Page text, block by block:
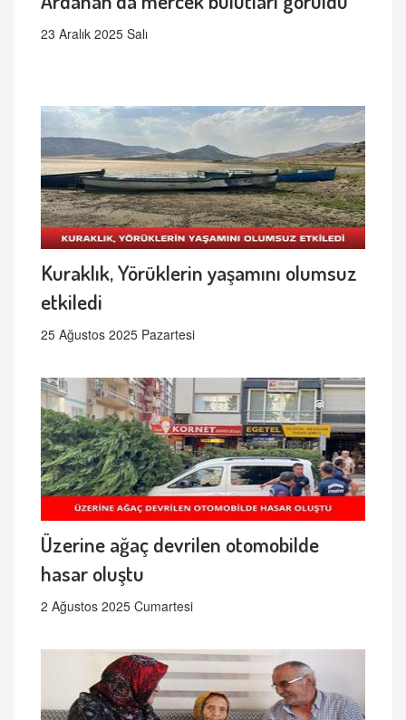
23 Aralık 2025 Salı
Kuraklık, Yörüklerin yaşamını olumsuz
etkiledi
25 Ağustos 2025 Pazartesi
Üzerine ağaç devrilen otomobilde
hasar oluştu
2 Ağustos 2025 Cumartesi